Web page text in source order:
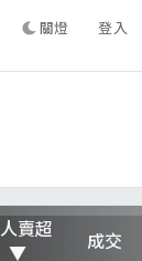
登入
登入